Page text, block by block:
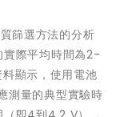
篩選方法的分析
實際平均時間為2-
顯示，使用電池
測量的典型實驗時